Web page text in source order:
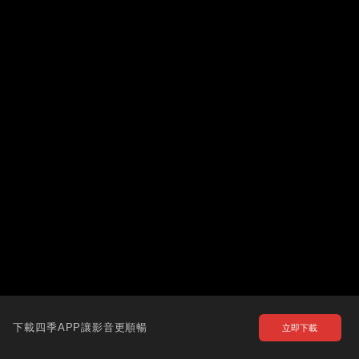
下載四季APP讓影音更順暢 立即下載